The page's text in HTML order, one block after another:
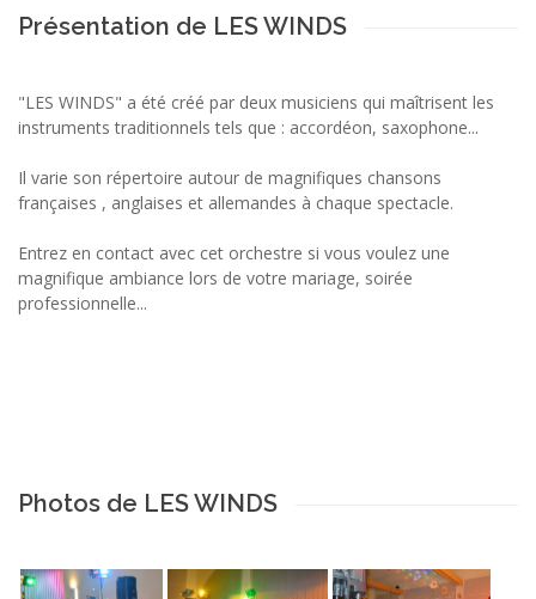
Présentation de LES WINDS
"LES WINDS" a été créé par deux musiciens qui maîtrisent les
instruments traditionnels tels que : accordéon, saxophone...
Il varie son répertoire autour de magnifiques chansons
françaises , anglaises et allemandes à chaque spectacle.
Entrez en contact avec cet orchestre si vous voulez une
magnifique ambiance lors de votre mariage, soirée
professionnelle...
Photos de LES WINDS